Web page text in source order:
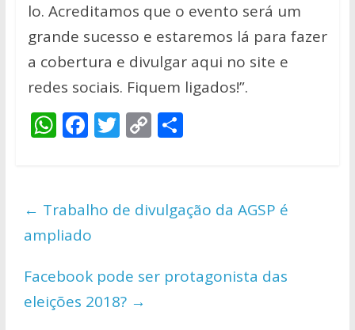
lo. Acreditamos que o evento será um
grande sucesso e estaremos lá para fazer
a cobertura e divulgar aqui no site e
redes sociais. Fiquem ligados!”.
W
s
A
p
p
F
b
o
o
k
T
er
C
y
Li
k
S
e
← Trabalho de divulgação da AGSP é
ampliado
Facebook pode ser protagonista das
eleições 2018? →